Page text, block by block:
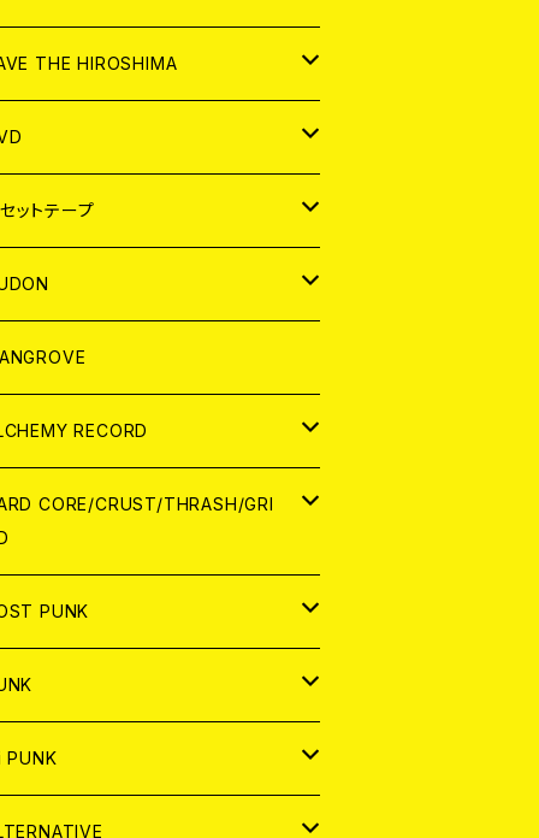
THE HIROSHIMA
レル
ットテープ
レル
ログ
CONTENTS
RECORD
CORE/CRUST/THRASH/GRI
PUNK
PUNK